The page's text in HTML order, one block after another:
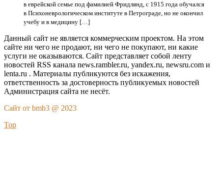
в еврейской семье под фамилией Фридлянд, с 1915 года обучался
в Психоневрологическом институте в Петрограде, но не окончил
учебу и в медицину […]
Данный сайт не является коммерческим проектом. На этом
сайте ни чего не продают, ни чего не покупают, ни какие
услуги не оказываются. Сайт представляет собой ленту
новостей RSS канала news.rambler.ru, yandex.ru, newsru.com и
lenta.ru . Материалы публикуются без искажения,
ответственность за достоверность публикуемых новостей
Администрация сайта не несёт.
Сайт от bmb3 @ 2023
Top